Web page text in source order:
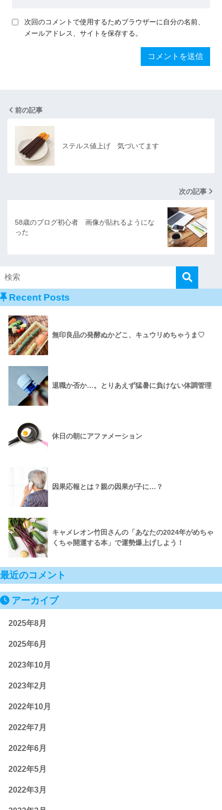
次回のコメントで使用するためブラウザーに自分の名前、
メールアドレス、サイトを保存する。
前の記事
ステルス値上げ 気づいてます
次の記事
58歳のブログ初心者 画像が貼れるようにな
った
Recent Posts
無印良品の発酵ぬかどこ、キュウリめちゃうま♡
退職か否か…。とりあえず猛暑に負けない体調管理
休日の朝にアファメーション
因果応報とは？親の因果が子に…？
キャメレオン竹田さんの「あなたの2024年がめちゃ
くちゃ開運する本」で運勢爆上げしよう！
最近のコメント
アーカイブ
2025年8月
2025年6月
2023年10月
2023年2月
2022年10月
2022年7月
2022年6月
2022年5月
2022年3月